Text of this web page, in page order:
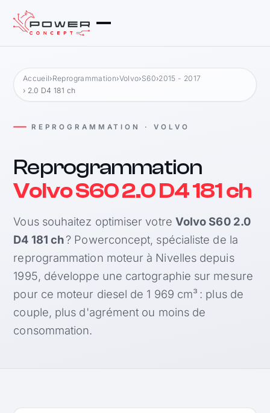
Accueil›Reprogrammation›Volvo›S60›2015 - 2017
› 2.0 D4 181 ch
REPROGRAMMATION · VOLVO
Reprogrammation
Volvo S60 2.0 D4 181 ch
Vous souhaitez optimiser votre Volvo S60 2.0
D4 181 ch? Powerconcept, spécialiste de la
reprogrammation moteur à Nivelles depuis
1995, développe une cartographie sur mesure
pour ce moteur diesel de 1 969 cm³ : plus de
couple, plus d'agrément ou moins de
consommation.